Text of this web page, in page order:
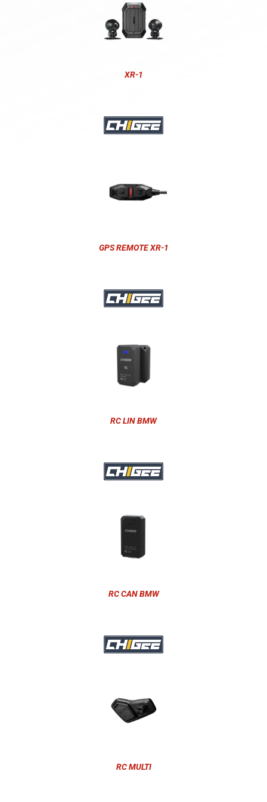
XR-1
GPS REMOTE XR-1
RC LIN BMW
RC CAN BMW
RC MULTI